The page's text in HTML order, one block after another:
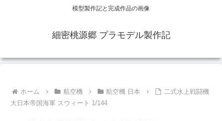
模型製作記と完成作品の画像
細密桃源郷 プラモデル製作記
ホーム 航空機 航空機 日本
二式水上戦闘機
大日本帝国海軍 スウィート 1/144